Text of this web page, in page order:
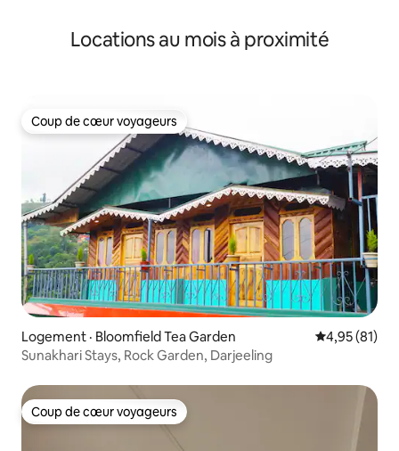
Locations au mois à proximité
Coup de cœur voyageurs
Coup de cœur voyageurs
Logement · Bloomfield Tea Garden Note
4,95 (81)
Sunakhari Stays, Rock Garden, Darjeeling
Coup de cœur voyageurs
Coup de cœur voyageurs